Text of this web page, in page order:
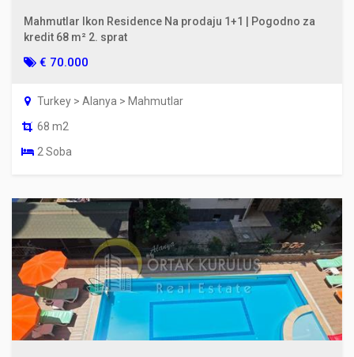
Mahmutlar Ikon Residence Na prodaju 1+1 | Pogodno za
kredit 68 m² 2. sprat
€ 70.000
Turkey > Alanya > Mahmutlar
68 m2
2 Soba